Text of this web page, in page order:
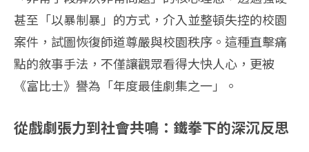
甚至「以暴制暴」的方式，介入並整頓失控的校園
案件，試圖恢復師道尊嚴與校園秩序。這種直擊痛
點的敘事手法，不僅讓觀眾看得大快人心，更被
《富比士》譽為「年度最佳劇集之一」。
從戲劇張力到社會共鳴：鐵拳下的深沉反思